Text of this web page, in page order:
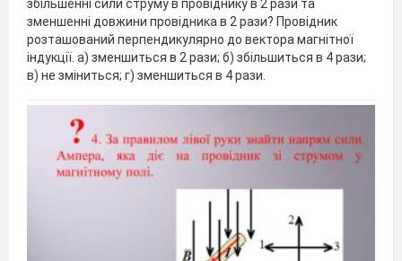
збільшенні сили струму в провіднику в 2 рази та
зменшенні довжини провідника в 2 рази? Провідник
розташований перпендикулярно до вектора магнітної
індукції. а) зменшиться в 2 рази; б) збільшиться в 4 рази;
в) не зміниться; г) зменшиться в 4 рази.